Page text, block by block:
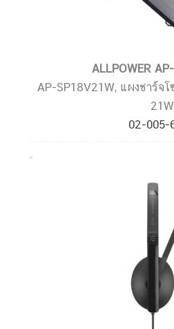
ALLPOWER
AP-SP18V21W, แผงชาร์จ
21W
02-005-